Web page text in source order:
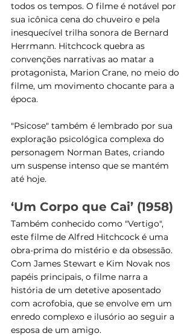
todos os tempos. O filme é notável por
sua icônica cena do chuveiro e pela
inesquecível trilha sonora de Bernard
Herrmann. Hitchcock quebra as
convenções narrativas ao matar a
protagonista, Marion Crane, no meio do
filme, um movimento chocante para a
época.
"Psicose" também é lembrado por sua
exploração psicológica complexa do
personagem Norman Bates, criando
um suspense intenso que se mantém
até hoje​​.
‘Um Corpo que Cai’ (1958)
Também conhecido como "Vertigo",
este filme de Alfred Hitchcock é uma
obra-prima do mistério e da obsessão.
Com James Stewart e Kim Novak nos
papéis principais, o filme narra a
história de um detetive aposentado
com acrofobia, que se envolve em um
enredo complexo e ilusório ao seguir a
esposa de um amigo.